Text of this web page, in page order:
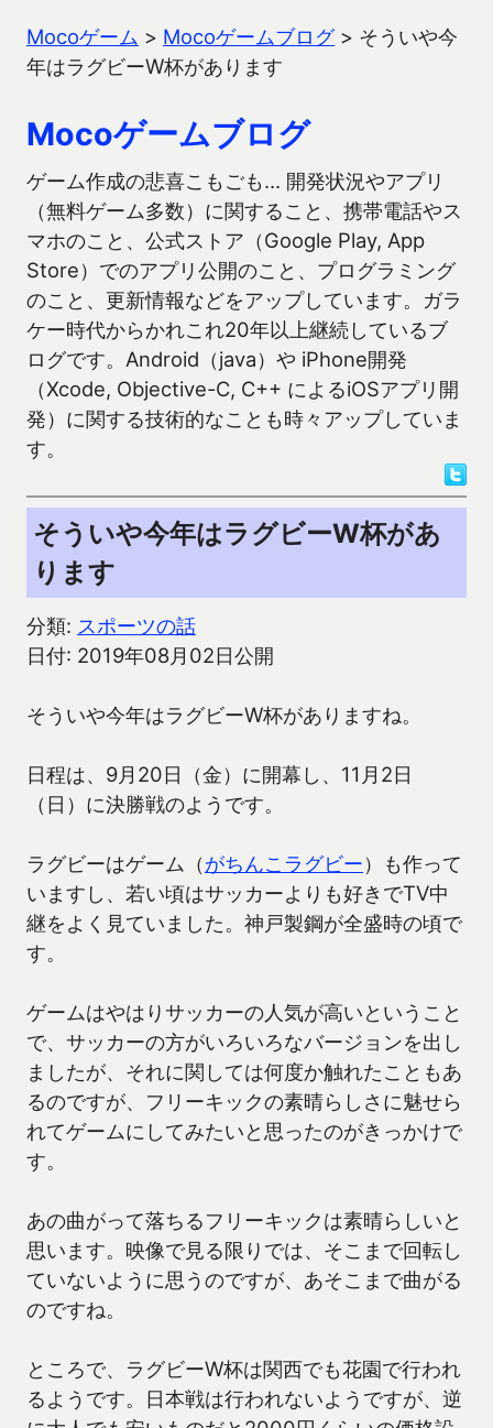
Mocoゲーム > Mocoゲームブログ> そういや今
年はラグビーW杯があります
Mocoゲームブログ
ゲーム作成の悲喜こもごも… 開発状況やアプリ
（無料ゲーム多数）に関すること、携帯電話やス
マホのこと、公式ストア（Google Play, App
Store）でのアプリ公開のこと、プログラミング
のこと、更新情報などをアップしています。ガラ
ケー時代からかれこれ20年以上継続しているブ
ログです。Android（java）や iPhone開発
（Xcode, Objective-C, C++ によるiOSアプリ開
発）に関する技術的なことも時々アップしていま
す。
そういや今年はラグビーW杯があ
ります
分類: スポーツの話
日付: 2019年08月02日公開
そういや今年はラグビーW杯がありますね。
日程は、9月20日（金）に開幕し、11月2日
（日）に決勝戦のようです。
ラグビーはゲーム（がちんこラグビー）も作って
いますし、若い頃はサッカーよりも好きでTV中
継をよく見ていました。神戸製鋼が全盛時の頃で
す。
ゲームはやはりサッカーの人気が高いということ
で、サッカーの方がいろいろなバージョンを出し
ましたが、それに関しては何度か触れたこともあ
るのですが、フリーキックの素晴らしさに魅せら
れてゲームにしてみたいと思ったのがきっかけで
す。
あの曲がって落ちるフリーキックは素晴らしいと
思います。映像で見る限りでは、そこまで回転し
ていないように思うのですが、あそこまで曲がる
のですね。
ところで、ラグビーW杯は関西でも花園で行われ
るようです。日本戦は行われないようですが、逆